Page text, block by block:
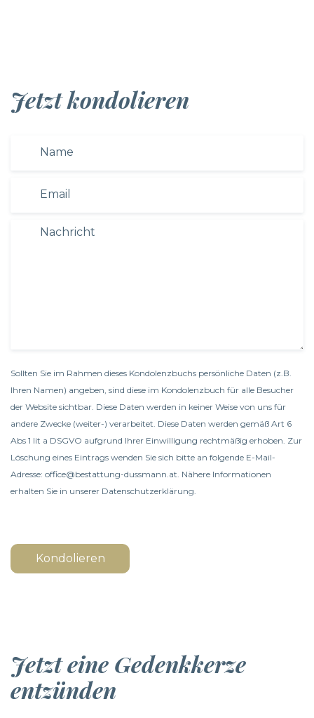
Jetzt kondolieren
Sollten Sie im Rahmen dieses Kondolenzbuchs persönliche Daten (z.B.
Ihren Namen) angeben, sind diese im Kondolenzbuch für alle Besucher
der Website sichtbar. Diese Daten werden in keiner Weise von uns für
andere Zwecke (weiter-) verarbeitet. Diese Daten werden gemäß Art 6
Abs 1 lit a DSGVO aufgrund Ihrer Einwilligung rechtmäßig erhoben. Zur
Löschung eines Eintrags wenden Sie sich bitte an folgende E-Mail-
Adresse: office@bestattung-dussmann.at. Nähere Informationen
erhalten Sie in unserer Datenschutzerklärung.
Kondolieren
Jetzt eine Gedenkkerze
entzünden